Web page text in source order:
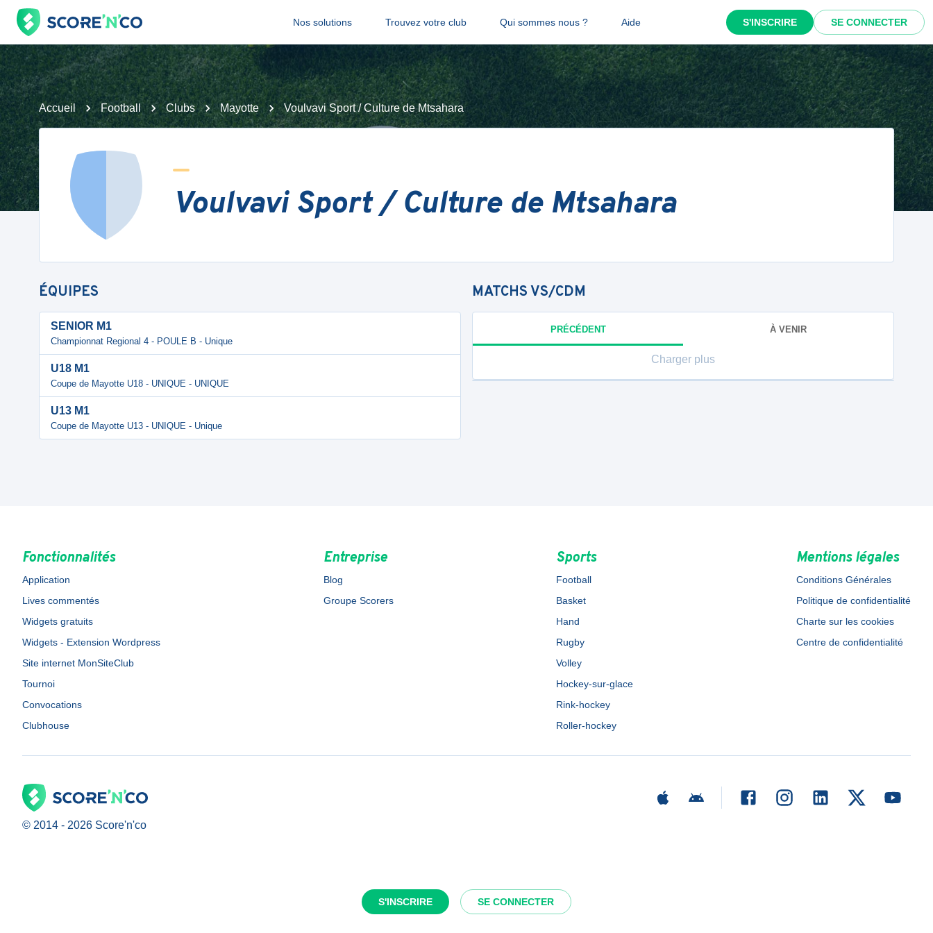
Nos solutions Trouvez votre club Qui sommes nous ? Aide S'INSCRIRE SE CONNECTER
S'INSCRIRE SE CONNECTER
Accueil Football Clubs Mayotte Voulvavi Sport / Culture de Mtsahara
Voulvavi Sport / Culture de Mtsahara
ÉQUIPES
SENIOR M1
Championnat Regional 4 - POULE B - Unique
U18 M1
Coupe de Mayotte U18 - UNIQUE - UNIQUE
U13 M1
Coupe de Mayotte U13 - UNIQUE - Unique
MATCHSVS/CDM
PRÉCÉDENT À VENIR
Charger plus
Fonctionnalités
Application
Lives commentés
Widgets gratuits
Widgets - Extension Wordpress
Site internet MonSiteClub
Tournoi
Convocations
Clubhouse
Entreprise
Blog
Groupe Scorers
Sports
Football
Basket
Hand
Rugby
Volley
Hockey-sur-glace
Rink-hockey
Roller-hockey
Mentions légales
Conditions Générales
Politique de confidentialité
Charte sur les cookies
Centre de confidentialité
© 2014 - 2026 Score'n'co